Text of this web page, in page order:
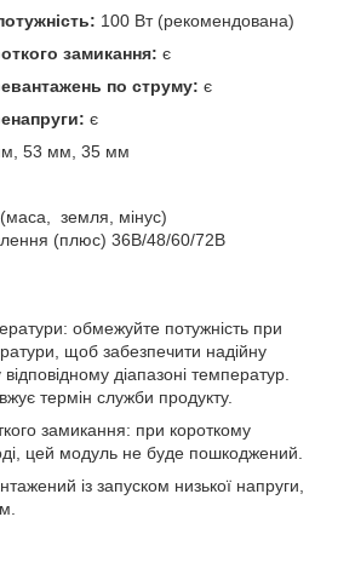
100 Вт (рекомендована)
замикання: є
по струму: є
є
53 мм, 35 мм
земля, мінус)
(плюс) 36В/48/60/72В
обмежуйте потужність при
щоб забезпечити надійну
діапазоні температур.
термін служби продукту.
замикання: при короткому
цей модуль не буде пошкоджений.
із запуском низької напруги,